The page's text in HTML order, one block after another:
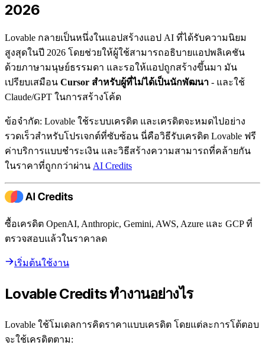
2026
Lovable กลายเป็นหนึ่งในแอปสร้างแอป AI ที่ได้รับความนิยม
สูงสุดในปี 2026 โดยช่วยให้ผู้ใช้สามารถอธิบายแอปพลิเคชัน
ด้วยภาษามนุษย์ธรรมดา และรอให้แอปถูกสร้างขึ้นมา มัน
เปรียบเสมือน Cursor สำหรับผู้ที่ไม่ได้เป็นนักพัฒนา - และใช้
Claude/GPT ในการสร้างโค้ด
ข้อจำกัด: Lovable ใช้ระบบเครดิต และเครดิตจะหมดไปอย่าง
รวดเร็วสำหรับโปรเจกต์ที่ซับซ้อน นี่คือวิธีรับเครดิต Lovable ฟรี
ค่าบริการแบบชำระเงิน และวิธีสร้างความสามารถที่คล้ายกัน
ในราคาที่ถูกกว่าผ่าน AI Credits
ซื้อเครดิต OpenAI, Anthropic, Gemini, AWS, Azure และ GCP ที่
ตรวจสอบแล้วในราคาลด
เริ่มต้นใช้งาน
Lovable Credits ทำงานอย่างไร
Lovable ใช้โมเดลการคิดราคาแบบเครดิต โดยแต่ละการโต้ตอบ
จะใช้เครดิตตาม: